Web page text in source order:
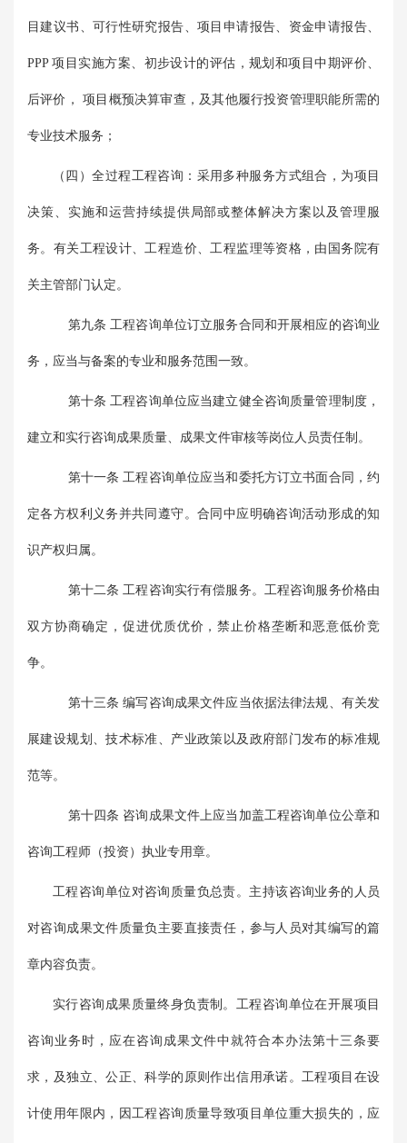
目建议书、可行性研究报告、项目申请报告、资金申请报告、
PPP 项目实施方案、初步设计的评估，规划和项目中期评价、
后评价， 项目概预决算审查，及其他履行投资管理职能所需的
专业技术服务；
（四）全过程工程咨询：采用多种服务方式组合，为项目
决策、实施和运营持续提供局部或整体解决方案以及管理服
务。有关工程设计、工程造价、工程监理等资格，由国务院有
关主管部门认定。
第九条 工程咨询单位订立服务合同和开展相应的咨询业
务，应当与备案的专业和服务范围一致。
第十条 工程咨询单位应当建立健全咨询质量管理制度，
建立和实行咨询成果质量、成果文件审核等岗位人员责任制。
第十一条 工程咨询单位应当和委托方订立书面合同，约
定各方权利义务并共同遵守。合同中应明确咨询活动形成的知
识产权归属。
第十二条 工程咨询实行有偿服务。工程咨询服务价格由
双方协商确定，促进优质优价，禁止价格垄断和恶意低价竞
争。
第十三条 编写咨询成果文件应当依据法律法规、有关发
展建设规划、技术标准、产业政策以及政府部门发布的标准规
范等。
第十四条 咨询成果文件上应当加盖工程咨询单位公章和
咨询工程师（投资）执业专用章。
工程咨询单位对咨询质量负总责。主持该咨询业务的人员
对咨询成果文件质量负主要直接责任，参与人员对其编写的篇
章内容负责。
实行咨询成果质量终身负责制。工程咨询单位在开展项目
咨询业务时，应在咨询成果文件中就符合本办法第十三条要
求，及独立、公正、科学的原则作出信用承诺。工程项目在设
计使用年限内，因工程咨询质量导致项目单位重大损失的，应